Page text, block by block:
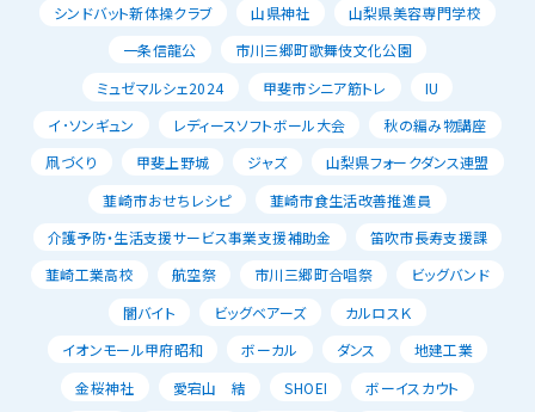
シンドバット新体操クラブ
山県神社
山梨県美容専門学校
一条信龍公
市川三郷町歌舞伎文化公園
ミュゼマルシェ2024
甲斐市シニア筋トレ
IU
イ･ソンギュン
レディースソフトボール大会
秋の編み物講座
凧づくり
甲斐上野城 ジャズ
山梨県フォークダンス連盟
韮崎市おせちレシピ
韮崎市食生活改善推進員
介護予防・生活支援サービス事業支援補助金
笛吹市長寿支援課
韮崎工業高校
航空祭 市川三郷町合唱祭
ビッグバンド
闇バイト
ビッグベアーズ
カルロスＫ
イオンモール甲府昭和
ボーカル ダンス
地建工業
金桜神社
愛宕山 結 SHOEI
ボーイスカウト